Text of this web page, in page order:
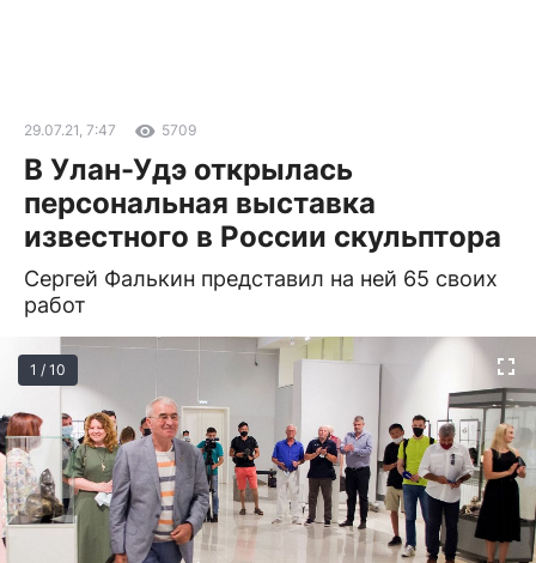
29.07.21, 7:47 5709
В Улан-Удэ открылась
персональная выставка
известного в России скульптора
Сергей Фалькин представил на ней 65 своих
работ
1 / 10